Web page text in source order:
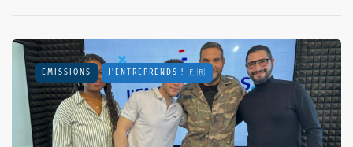
EMISSIONS J'ENTREPRENDS ! 🇫🇷